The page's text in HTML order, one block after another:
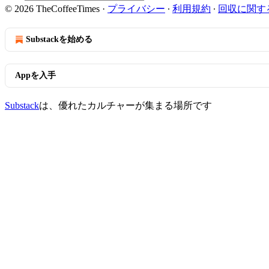
© 2026 TheCoffeeTimes · プライバシー ∙ 利用規約 ∙ 回収に関
Substackを始める
Appを入手
Substackは、優れたカルチャーが集まる場所です